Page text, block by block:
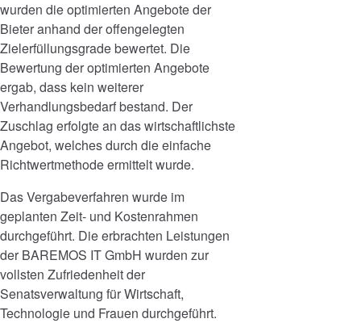
wurden die optimierten Angebote der
Bieter anhand der offengelegten
Zielerfüllungsgrade bewertet. Die
Bewertung der optimierten Angebote
ergab, dass kein weiterer
Verhandlungsbedarf bestand. Der
Zuschlag erfolgte an das wirtschaftlichste
Angebot, welches durch die einfache
Richtwertmethode ermittelt wurde.
Das Vergabeverfahren wurde im
geplanten Zeit- und Kostenrahmen
durchgeführt. Die erbrachten Leistungen
der BAREMOS IT GmbH wurden zur
vollsten Zufriedenheit der
Senatsverwaltung für Wirtschaft,
Technologie und Frauen durchgeführt.